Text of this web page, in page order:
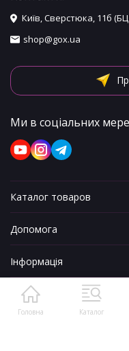
Головна Каталог
Київ, Сверстюка, 11б
shop@gox.ua
Ми в соціальних
Каталог товаров
Допомога
Інформація